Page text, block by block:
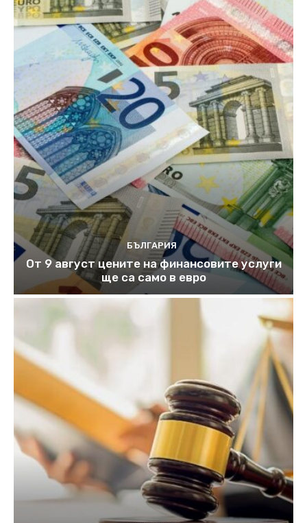
БЪЛГАРИЯ
От 9 август цените на финансовите услуги
ще са само в евро